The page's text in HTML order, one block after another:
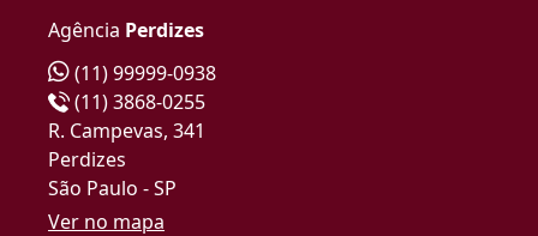
Agência Perdizes
(11) 99999-0938
(11) 3868-0255
R. Campevas, 341
Perdizes
São Paulo - SP
Ver no mapa